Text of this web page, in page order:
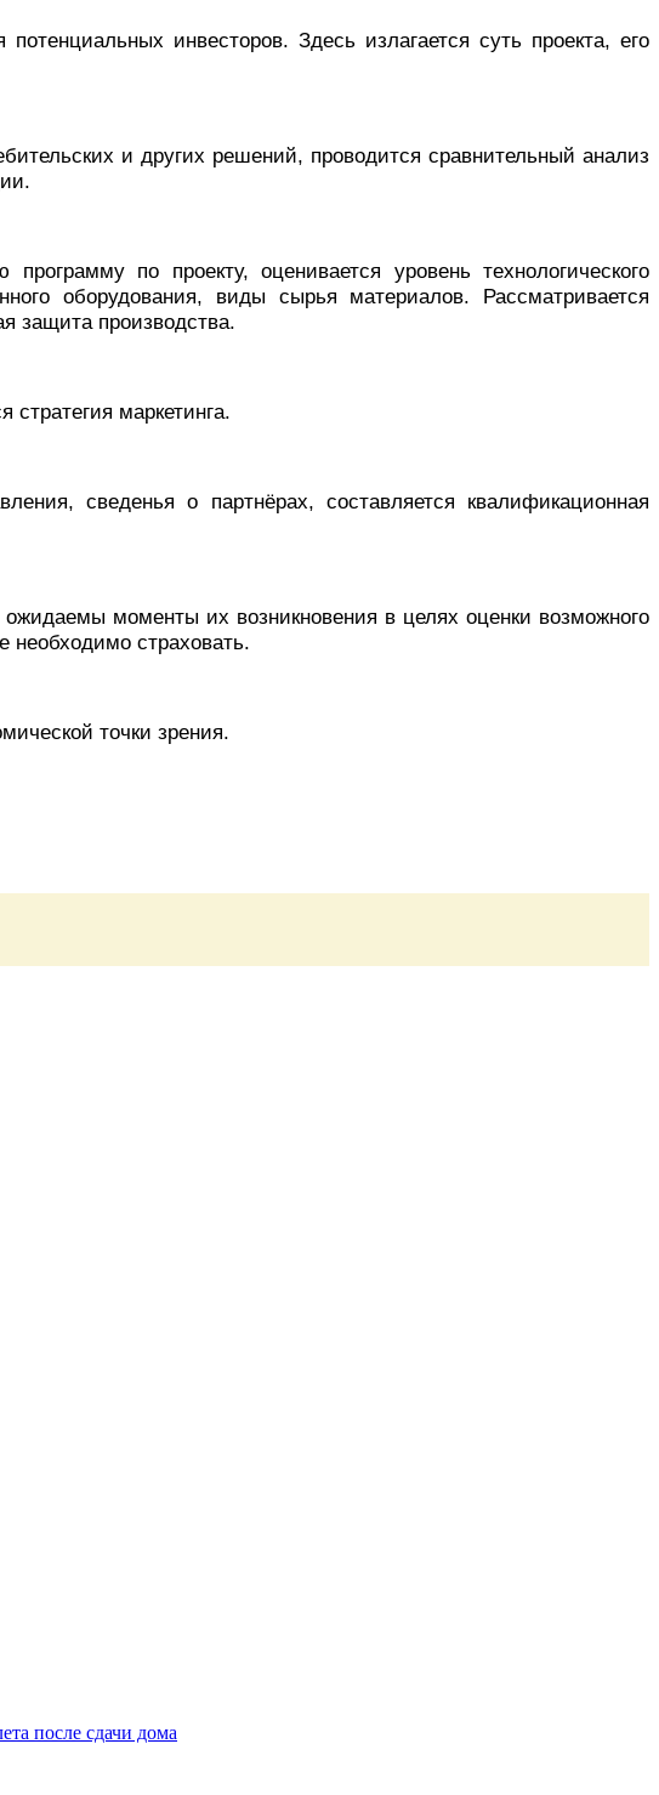
инвесторов. Здесь излагается суть проекта, его
и других решений, проводится сравнительный анализ
по проекту, оценивается уровень технологического
оборудования, виды сырья
материалов. Рассматривается
защита производства.
стратегия маркетинга.
сведенья о партнёрах, составляется квалификационная
моменты их возникновения в целях оценки возможного
страховать.
точки зрения.
после сдачи дома